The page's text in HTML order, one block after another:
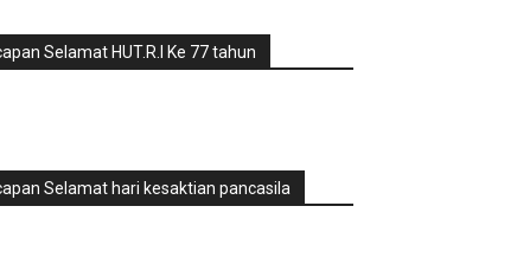
Selamat HUT.R.I Ke 77 tahun
Selamat hari kesaktian pancasila